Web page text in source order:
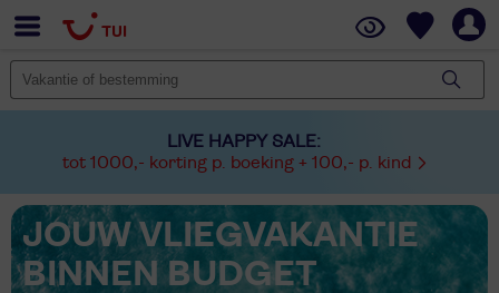
LIVE HAPPY SALE:
tot 1000,- korting p. boeking + 100,- p. kind
JOUW VLIEGVAKANTIE
BINNEN BUDGET